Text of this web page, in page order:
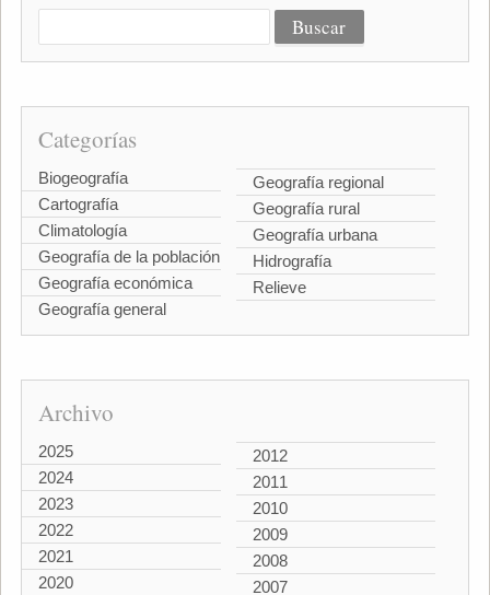
Categorías
Biogeografía
Cartografía
Climatología
Geografía de la población
Geografía económica
Geografía general
Geografía regional
Geografía rural
Geografía urbana
Hidrografía
Relieve
Archivo
2025
2024
2023
2022
2021
2020
2012
2011
2010
2009
2008
2007